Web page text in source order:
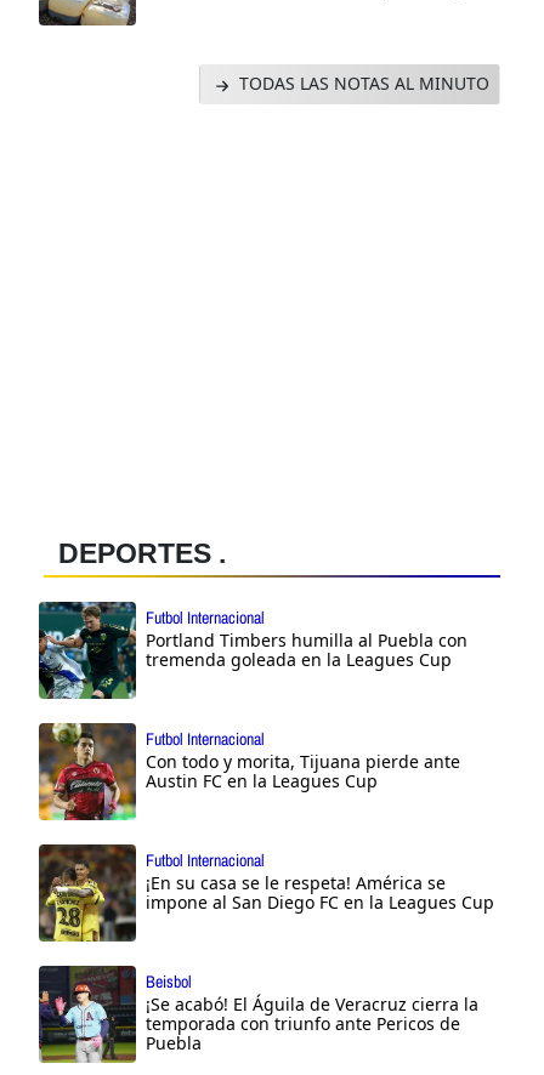
TODAS LAS NOTAS AL MINUTO
DEPORTES .
Futbol Internacional
Portland Timbers humilla al Puebla con
tremenda goleada en la Leagues Cup
Futbol Internacional
Con todo y morita, Tijuana pierde ante
Austin FC en la Leagues Cup
Futbol Internacional
¡En su casa se le respeta! América se
impone al San Diego FC en la Leagues Cup
Beisbol
¡Se acabó! El Águila de Veracruz cierra la
temporada con triunfo ante Pericos de
Puebla